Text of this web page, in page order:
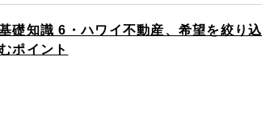
礎知識 6・ハワイ不動産、希望を絞り込
ポイント